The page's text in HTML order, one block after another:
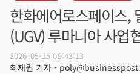
한화에어로스페이스,
(UGV) 루마니아 사업
2026-05-15 09:43:13
최재원 기자 -